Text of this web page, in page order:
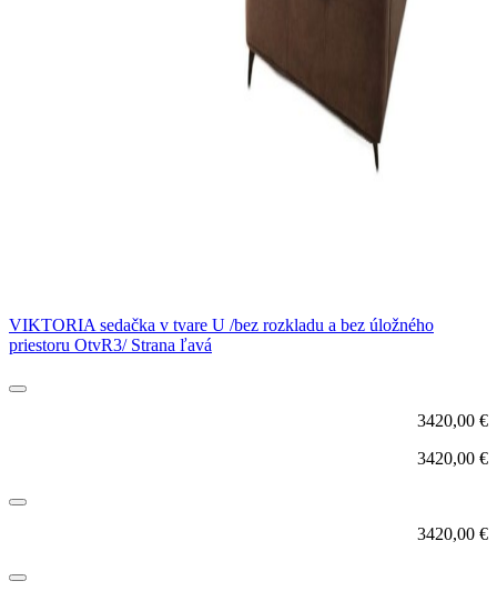
VIKTORIA sedačka v tvare U /bez rozkladu a bez úložného
priestoru OtvR3/ Strana ľavá
3420,00 €
3420,00 €
3420,00 €